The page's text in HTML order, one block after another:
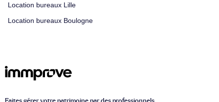
Location bureaux Lille
Location bureaux Boulogne